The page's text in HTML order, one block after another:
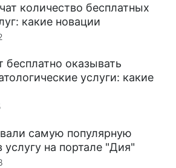
количество бесплатных
какие новации
бесплатно оказывать
услуги: какие
самую популярную
услугу на портале "Дия"